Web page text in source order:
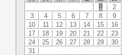
1
2
3
4 5 6 7 8
9
10
11 12 13 14 15
16
17
18 19 20 21 22
23
24
25 26 27 28 29
30
31